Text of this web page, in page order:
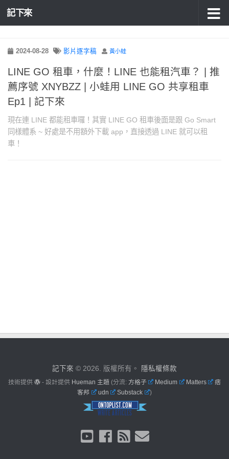
記下來
2024-08-28 影片逐字稿 黃小蛙
LINE GO 租車，什麼！LINE 也能租汽車？ | 推
薦序號 XNYBZZ | 小蛙用 LINE GO 共享租車
Ep1 | 記下來
現在連 LINE 都能租車囉！其實 LINE GO 租車後面是跟 Go Smart
同樣體系 ~ 好處是不用額外下載 app，直接透過 LINE 就可以租
車！
記下來 © 2026. 版權所有。 隱私權條款
技術提供 - 設計提供 Hueman 主題 (分流: 方格子 Medium Matters
痞
客邦
udn Substack )